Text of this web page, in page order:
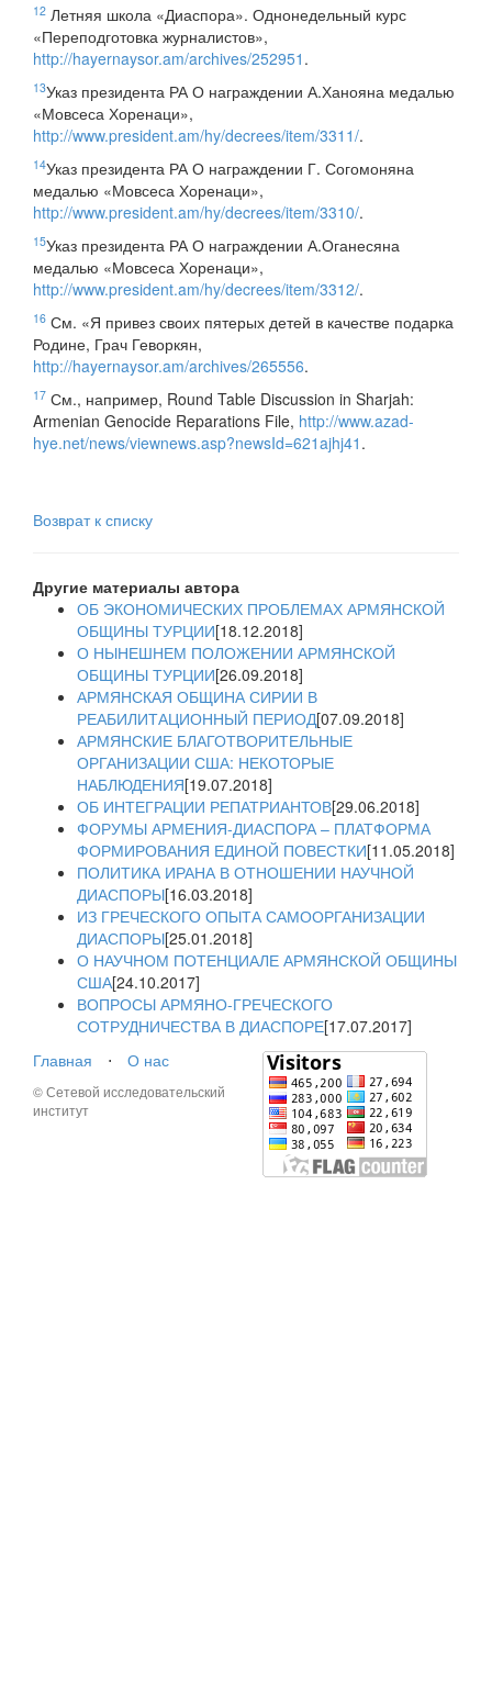
12 Летняя школа «Диаспора». Однонедельный курс
«Переподготовка журналистов»,
http://hayernaysor.am/archives/252951 .
13Указ президента РА О награждении А.Ханояна медалью
«Мовсеса Хоренаци»,
http://www.president.am/hy/decrees/item/3311/.
14Указ президента РА О награждении Г. Согомоняна
медалью «Мовсеса Хоренаци»,
http://www.president.am/hy/decrees/item/3310/.
15Указ президента РА О награждении А.Оганесяна
медалью «Мовсеса Хоренаци»,
http://www.president.am/hy/decrees/item/3312/.
16 См. «Я привез своих пятерых детей в качестве подарка
Родине, Грач Геворкян,
http://hayernaysor.am/archives/265556.
17 См., например, Round Table Discussion in Sharjah:
Armenian Genocide Reparations File, http://www.azad-
hye.net/news/viewnews.asp?newsId=621ajhj41 .
Возврат к списку
Другие материалы автора
ОБ ЭКОНОМИЧЕСКИХ ПРОБЛЕМАХ АРМЯНСКОЙ
ОБЩИНЫ ТУРЦИИ[18.12.2018]
О НЫНЕШНЕМ ПОЛОЖЕНИИ АРМЯНСКОЙ
ОБЩИНЫ ТУРЦИИ[26.09.2018]
АРМЯНСКАЯ ОБЩИНА СИРИИ В
РЕАБИЛИТАЦИОННЫЙ ПЕРИОД[07.09.2018]
АРМЯНСКИЕ БЛАГОТВОРИТЕЛЬНЫЕ
ОРГАНИЗАЦИИ США: НЕКОТОРЫЕ
НАБЛЮДЕНИЯ[19.07.2018]
ОБ ИНТЕГРАЦИИ РЕПАТРИАНТОВ[29.06.2018]
ФОРУМЫ АРМЕНИЯ-ДИАСПОРА – ПЛАТФОРМА
ФОРМИРОВАНИЯ ЕДИНОЙ ПОВЕСТКИ[11.05.2018]
ПОЛИТИКА ИРАНА В ОТНОШЕНИИ НАУЧНОЙ
ДИАСПОРЫ[16.03.2018]
ИЗ ГРЕЧЕСКОГО ОПЫТА САМООРГАНИЗАЦИИ
ДИАСПОРЫ[25.01.2018]
О НАУЧНОМ ПОТЕНЦИАЛЕ АРМЯНСКОЙ ОБЩИНЫ
США[24.10.2017]
ВОПРОСЫ АРМЯНО-ГРЕЧЕСКОГО
СОТРУДНИЧЕСТВА В ДИАСПОРЕ[17.07.2017]
Главная
⋅ О нас
© Сетевой исследовательский
институт